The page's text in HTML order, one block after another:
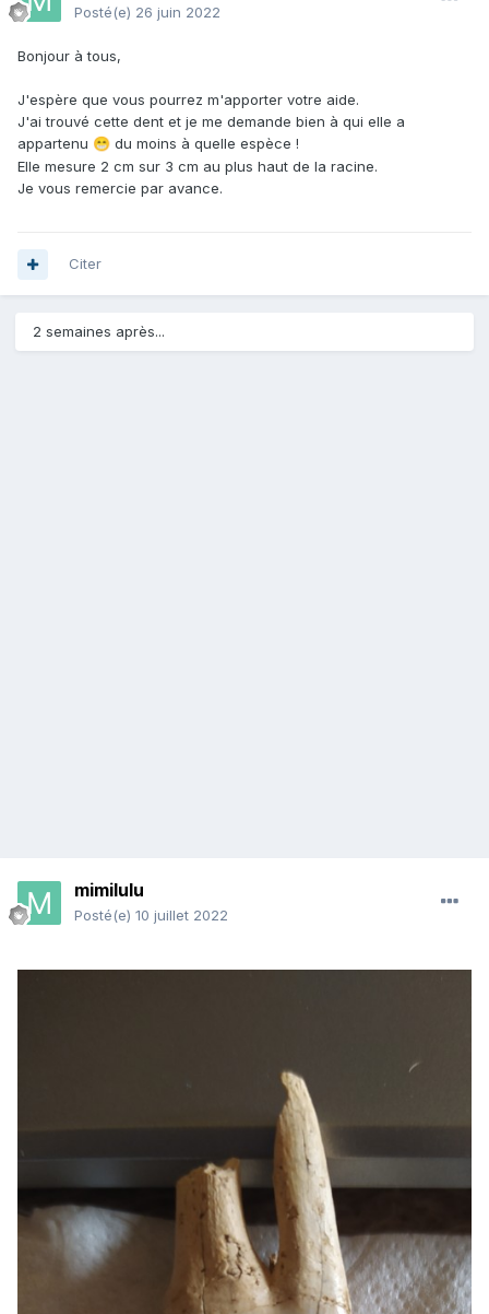
Posté(e) 26 juin 2022
Bonjour à tous,
J'espère que vous pourrez m'apporter votre aide.
J'ai trouvé cette dent et je me demande bien à qui elle a
appartenu 😁 du moins à quelle espèce !
Elle mesure 2 cm sur 3 cm au plus haut de la racine.
Je vous remercie par avance.
Citer
2 semaines après...
mimilulu
Posté(e) 10 juillet 2022